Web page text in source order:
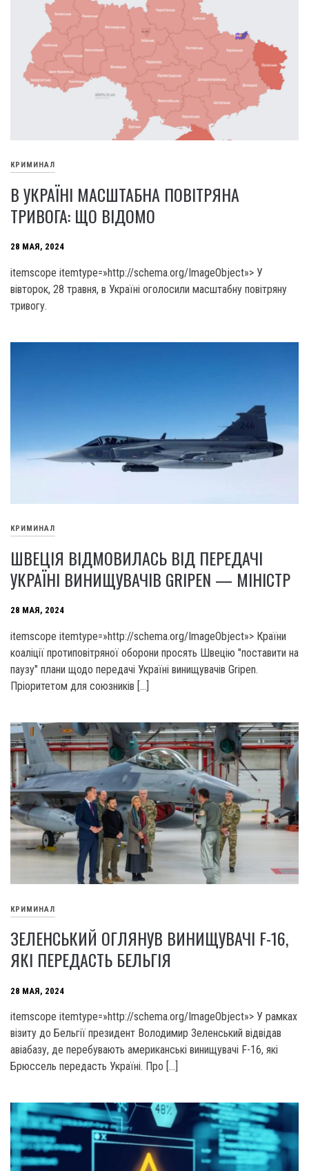
КРИМИНАЛ
В УКРАЇНІ МАСШТАБНА ПОВІТРЯНА
ТРИВОГА: ЩО ВІДОМО
28 МАЯ, 2024
itemscope itemtype=»http://schema.org/ImageObject»> У
вівторок, 28 травня, в Україні оголосили масштабну повітряну
тривогу.
КРИМИНАЛ
ШВЕЦІЯ ВІДМОВИЛАСЬ ВІД ПЕРЕДАЧІ
УКРАЇНІ ВИНИЩУВАЧІВ GRIPEN — МІНІСТР
28 МАЯ, 2024
itemscope itemtype=»http://schema.org/ImageObject»> Країни
коаліції протиповітряної оборони просять Швецію "поставити на
паузу" плани щодо передачі Україні винищувачів Gripen.
Пріоритетом для союзників […]
КРИМИНАЛ
ЗЕЛЕНСЬКИЙ ОГЛЯНУВ ВИНИЩУВАЧІ F-16,
ЯКІ ПЕРЕДАСТЬ БЕЛЬГІЯ
28 МАЯ, 2024
itemscope itemtype=»http://schema.org/ImageObject»> У рамках
візиту до Бельгії президент Володимир Зеленський відвідав
авіабазу, де перебувають американські винищувачі F-16, які
Брюссель передасть Україні. Про […]